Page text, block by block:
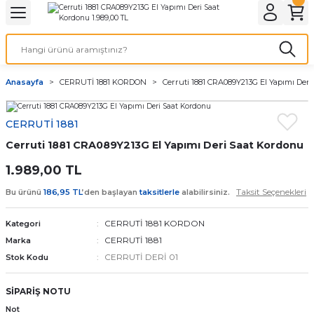
Geri Dön
& ELEKTİRİK AYDINLATMA & ELEKTRİK
Geri Dön
ve Cihaz Pilleri
ÇEŞİTLERİ
Geri Dön
Geri Dön
Kordon Çeşitleri
Kordonları
saat kordonu
Kordonları
Anasayfa CERRUTİ 1881 KORDON Cerruti 1881 CRA089Y213G El Yapımı
CERRUTİ 1881
Cerruti 1881 CRA089Y213G El Yapımı Deri Saat Kordonu
1.989,00 TL
Bu ürünü 186,95 TL’den başlayantaksitlerle alabilirsiniz. Taksit Seçenekleri
Kategori CERRUTİ 1881 KORDON
Marka CERRUTİ 1881
Stok Kodu CERRUTİ DERİ 01
SİPARİŞ NOTU
Not